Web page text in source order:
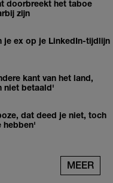
doorbreekt het taboe
zijn
je ex op je LinkedIn-tijdlijn
kant van het land,
niet betaald'
dat deed je niet, toch
hebben'
MEER